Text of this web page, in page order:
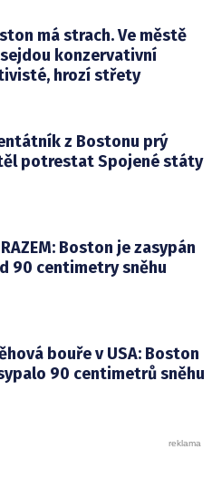
má strach. Ve městě
konzervativní
hrozí střety
z Bostonu prý
potrestat Spojené státy
Boston je zasypán
90 centimetry sněhu
bouře v USA: Boston
90 centimetrů sněhu